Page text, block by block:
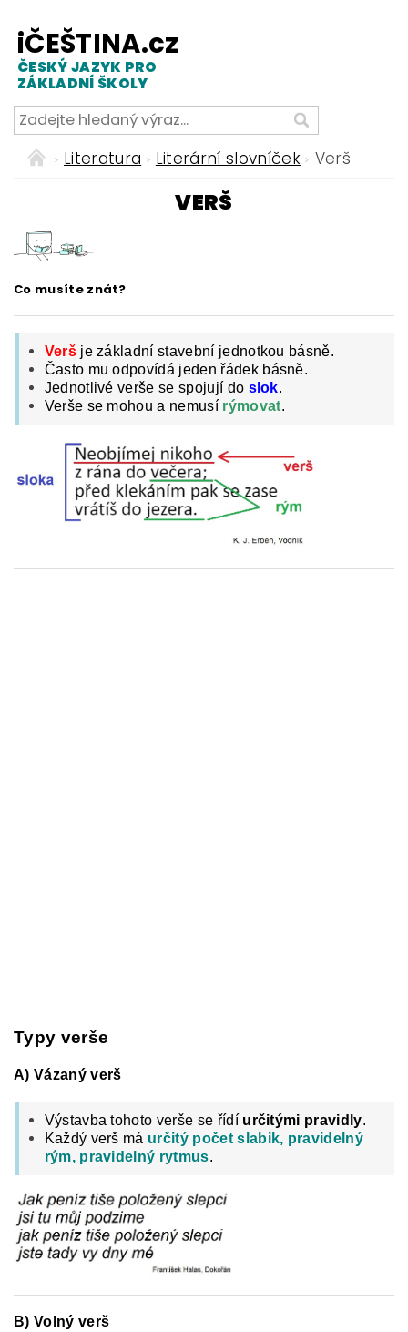
iČEŠTINA.cz
ČESKÝ JAZYK PRO
ZÁKLADNÍ ŠKOLY
Literatura Literární slovníček Verš
VERŠ
Co musíte znát?
Veršje základní stavební jednotkou básně.
Často mu odpovídá jeden řádek básně.
Jednotlivé verše se spojují do slok.
Verše se mohou a nemusí rýmovat.
Typy verše
A) Vázaný verš
Výstavba tohoto verše se řídí určitými pravidly.
Každý verš má určitý počet slabik, pravidelný
rým, pravidelný rytmus.
B) Volný verš